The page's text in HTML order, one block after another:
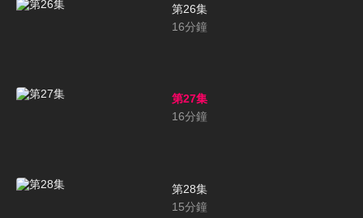
第26集
16分鐘
第27集
16分鐘
第28集
15分鐘